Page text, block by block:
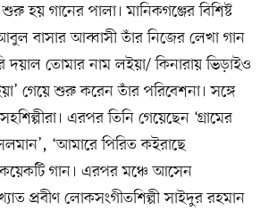
হয় গানের পালা। মানিকগঞ্জের বিশিষ্ট
বাসার আব্বাসী তাঁর নিজের লেখা গান
দয়াল তোমার নাম লইয়া/ কিনারায় ভিড়াইও
গেয়ে শুরু করেন তাঁর পরিবেশনা। সঙ্গে
এরপর তিনি গেয়েছেন ‘গ্রামের
‘আমারে পিরিত কইরাছে
কয়েকটি গান। এরপর মঞ্চে আসেন
প্রবীণ লোকসংগীতশিল্পী সাইদুর রহমান